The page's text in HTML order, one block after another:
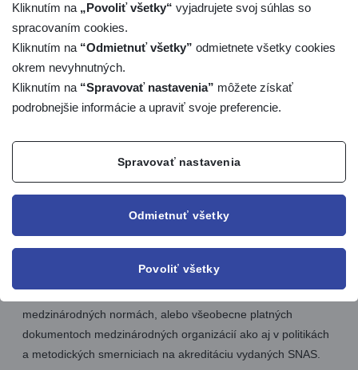
SNAS pri akreditácii orgánov certifikujúcich osoby posudzuje
a potvrdzuje spôsobilosť organizácie vykonávať certifikáciu
schémach. Vlastná certifikácia spočíva v overení zhody
odbornej spôsobilosti osôb so špecifikovanými požiadavkami.
SNAS pri akreditácii orgánov certifikujúcich osoby posudzuje
plnenie ustanovení aktuálnej verzie normy ISO/IEC 17024.
Požiadavky normy ISO/IEC 17024 musia orgány certifikujúce
certifikáciu osôb plniť tak, ako je to špecifikované v
medzinárodných normách, alebo všeobecne platných
dokumentoch medzinárodných organizácií ako aj v politikách
a metodických smerniciach na akreditáciu vydaných SNAS.
Kliknutím na „Povoliť všetky“ vyjadrujete svoj súhlas so
spracovaním cookies.
Kliknutím na “Odmietnuť všetky” odmietnete všetky cookies
okrem nevyhnutných.
Kliknutím na “Spravovať nastavenia” môžete získať
podrobnejšie informácie a upraviť svoje preferencie.
Spravovať nastavenia
Odmietnuť všetky
Povoliť všetky